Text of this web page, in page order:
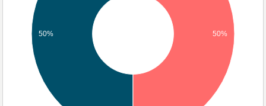
50% 50%